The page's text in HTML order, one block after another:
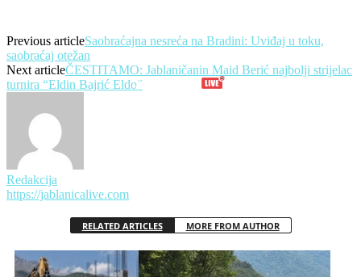
Previous articleSaobraćajna nesreća na Bradini: Uviđaj u toku,
saobraćaj otežan
Next articleČESTITAMO: Jablaničanin Maid Berić najbolji strijelac
turnira “Eldin Bajrić Eldo”
Redakcija
https://jablanicalive.com
RELATED ARTICLES MORE FROM AUTHOR